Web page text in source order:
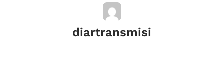
diartransmisi